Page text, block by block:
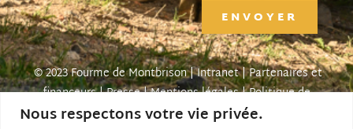
Nous respectons votre vie privée.
ENVOYER
© 2023 Fourme de Montbrison |Intranet|Partenaires et
financeurs|Presse|Mentions légales|Politique de
confidentialité| Créé par SITE LINE, agence web